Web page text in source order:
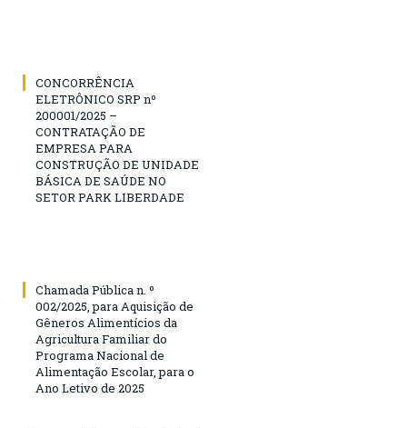
CONCORRÊNCIA
ELETRÔNICO SRP nº
200001/2025 –
CONTRATAÇÃO DE
EMPRESA PARA
CONSTRUÇÃO DE UNIDADE
BÁSICA DE SAÚDE NO
SETOR PARK LIBERDADE
Chamada Pública n. º
002/2025, para Aquisição de
Gêneros Alimentícios da
Agricultura Familiar do
Programa Nacional de
Alimentação Escolar, para o
Ano Letivo de 2025